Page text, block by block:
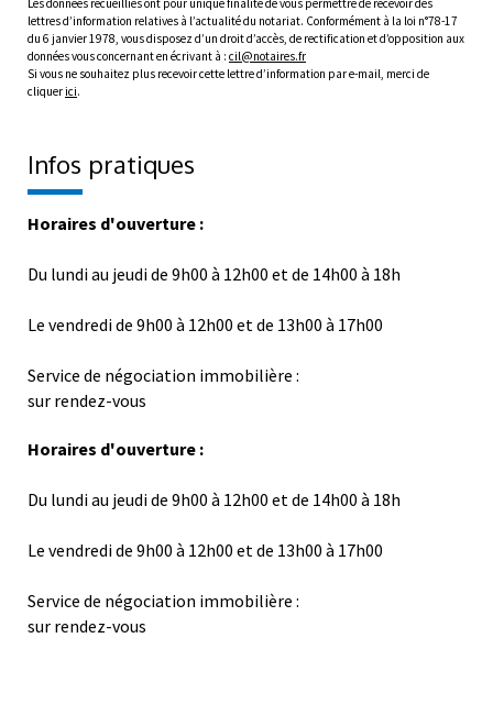
Les données recueillies ont pour unique finalité de vous permettre de recevoir des
lettres d’information relatives à l’actualité du notariat. Conformément à la loi n°78-17
du 6 janvier 1978, vous disposez d’un droit d’accès, de rectification et d’opposition aux
données vous concernant en écrivant à : cil@notaires.fr
Si vous ne souhaitez plus recevoir cette lettre d’information par e-mail, merci de
cliquer ici.
Infos pratiques
Horaires d'ouverture :
Du lundi au jeudi de 9h00 à 12h00 et de 14h00 à 18h
Le vendredi de 9h00 à 12h00 et de 13h00 à 17h00
Service de négociation immobilière :
sur rendez-vous
Horaires d'ouverture :
Du lundi au jeudi de 9h00 à 12h00 et de 14h00 à 18h
Le vendredi de 9h00 à 12h00 et de 13h00 à 17h00
Service de négociation immobilière :
sur rendez-vous